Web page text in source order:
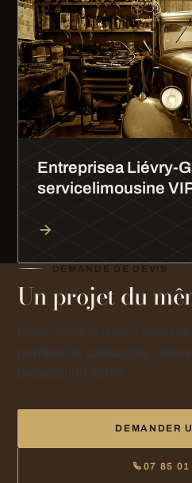
Entreprisea Liévry-
servicelimousine
DEMANDE DE DEVIS
Un projet du
DEMANDER
07 85 01